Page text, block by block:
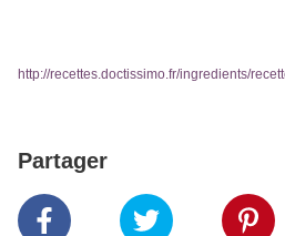
http://recettes.doctissimo.fr/ingredients/
Partager